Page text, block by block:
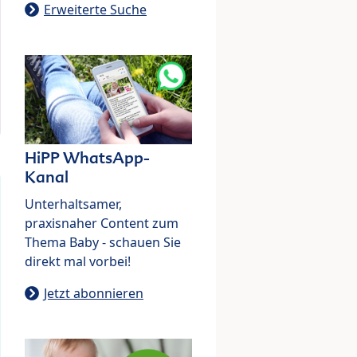
Erweiterte Suche
HiPP WhatsApp-
Kanal
Unterhaltsamer,
praxisnaher Content zum
Thema Baby - schauen Sie
direkt mal vorbei!
Jetzt abonnieren